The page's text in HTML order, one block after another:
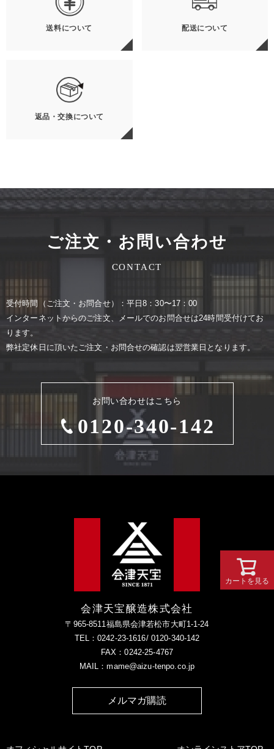
送料について 配送について
返品・交換について
ご注文・お問い合わせ
CONTACT
お問い合わせはこちら
0120-340-142
受付時間（ご注⽂・お問合せ）：平⽇8：30〜17：00
インターネットからのご注⽂、メールでのお問合せは24時間受付けてお
ります。
弊社定休⽇に頂いたご注⽂・お問合せの確認は翌営業⽇となります。
会津天宝醸造株式会社
〒965-8511福島県会津若松市大町1-1-24
TEL：0242-23-1616/ 0120-340-142
FAX：0242-25-4767
MAIL：mame@aizu-tenpo.co.jp
メルマガ購読
カートを見る